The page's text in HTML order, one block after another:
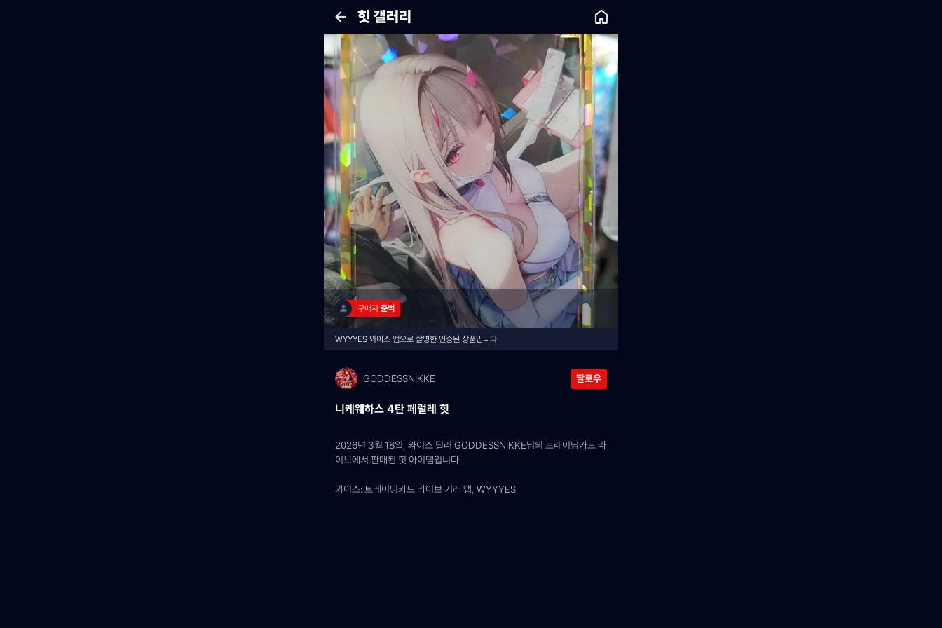
힛 갤러리
구매자 준벅
WYYYES 와이스 앱으로 촬영한 인증된 상품입니다
GODDESSNIKKE 팔로우
니케웨하스 4탄 페럴레 힛
2026년 3월 18일, 와이스 딜러 GODDESSNIKKE님의 트레이딩카드 라
이브에서 판매된 힛 아이템입니다.
와이스: 트레이딩카드 라이브 거래 앱, WYYYES